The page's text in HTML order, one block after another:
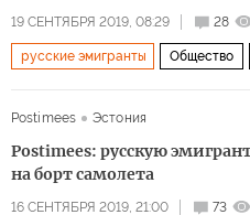
19 СЕНТЯБРЯ 2019, 08:29 28
русские эмигранты Общество
Postimees
Эстония
Postimees: русскую
на борт самолета
16 СЕНТЯБРЯ 2019, 21:00 73